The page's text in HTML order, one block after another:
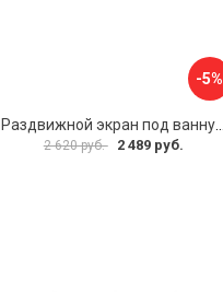
-5%
2 620 руб. 2 489 руб.